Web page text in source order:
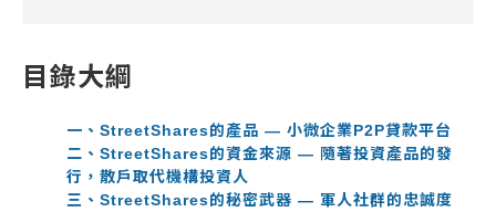
目錄大綱
一、StreetShares的產品 — 小微企業P2P貸款平台
二、StreetShares的資金來源 — 隨著投資產品的發
行，散戶取代機構投資人
三、StreetShares的秘密武器 — 軍人社群的忠誠度